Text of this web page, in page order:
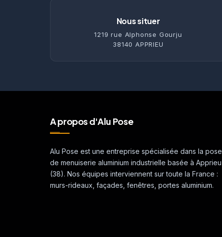
Nous situer
1219 rue Alphonse Gourju
38140 APPRIEU
A propos d'Alu Pose
Alu Pose est une entreprise spécialisée dans la pose
de menuiserie aluminium industrielle basée à Apprieu
(38). Nos équipes interviennent sur toute la France :
murs-rideaux, façades, fenêtres, portes aluminium.